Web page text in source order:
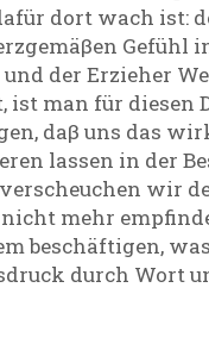
dort wach ist:
der Erzieher
ist man für
daβ uns das
lassen in der
wir
mehr
beschäftigen,
durch Wort